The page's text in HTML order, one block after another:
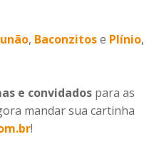
, Baconzitose Plínio,
e convidados para as
mandar sua cartinha
!